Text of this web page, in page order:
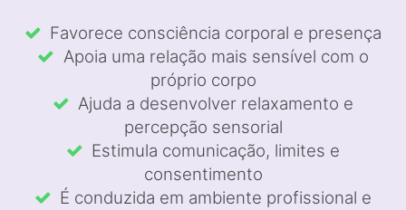
Favorece consciência corporal e presença
Apoia uma relação mais sensível com o
próprio corpo
Ajuda a desenvolver relaxamento e
percepção sensorial
Estimula comunicação, limites e
consentimento
É conduzida em ambiente profissional e